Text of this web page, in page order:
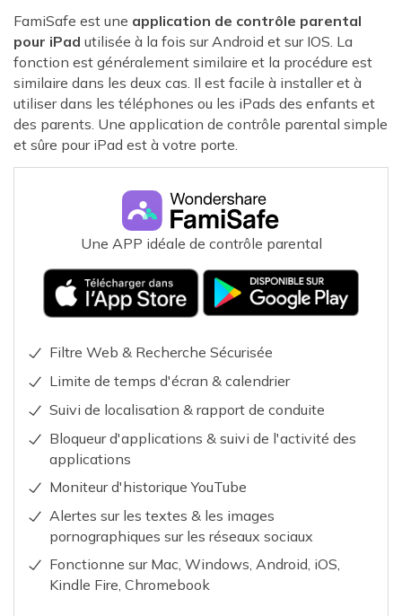
FamiSafe est une application de contrôle parental
pour iPad utilisée à la fois sur Android et sur IOS. La
fonction est généralement similaire et la procédure est
similaire dans les deux cas. Il est facile à installer et à
utiliser dans les téléphones ou les iPads des enfants et
des parents. Une application de contrôle parental simple
et sûre pour iPad est à votre porte.
Une APP idéale de contrôle parental
Filtre Web & Recherche Sécurisée
Limite de temps d'écran & calendrier
Suivi de localisation & rapport de conduite
Bloqueur d'applications & suivi de l'activité des
applications
Moniteur d'historique YouTube
Alertes sur les textes & les images
pornographiques sur les réseaux sociaux
Fonctionne sur Mac, Windows, Android, iOS,
Kindle Fire, Chromebook